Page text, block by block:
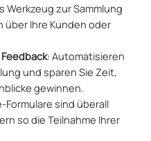
zur Sammlung
Ihre Kunden oder
: Automatisieren
und sparen Sie Zeit,
gewinnen.
Formulare sind überall
so die Teilnahme Ihrer